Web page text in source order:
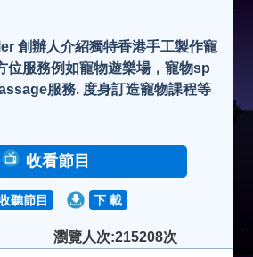
創辦人介紹獨特香港手工製作寵
位服務例如寵物遊樂場，寵物sp
服務. 度身訂造寵物課程等
收看節目
聽節目 下 載
瀏覽人次:215208次